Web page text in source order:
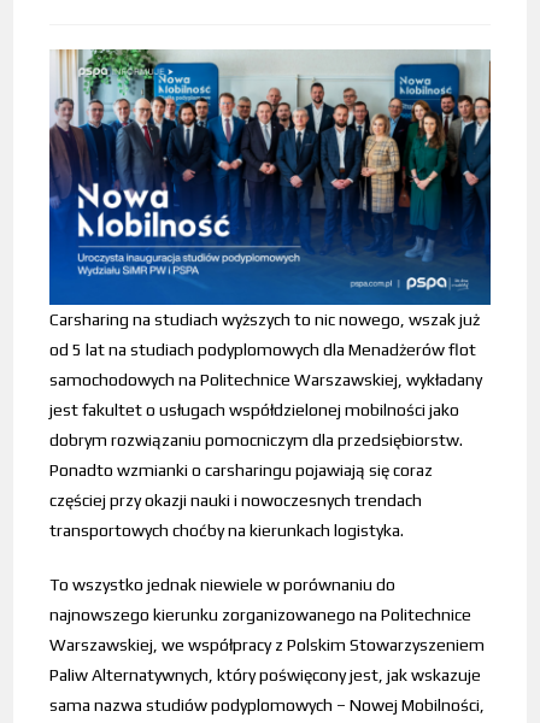
Carsharing na studiach wyższych to nic nowego, wszak już
od 5 lat na studiach podyplomowych dla Menadżerów flot
samochodowych na Politechnice Warszawskiej, wykładany
jest fakultet o usługach współdzielonej mobilności jako
dobrym rozwiązaniu pomocniczym dla przedsiębiorstw.
Ponadto wzmianki o carsharingu pojawiają się coraz
częściej przy okazji nauki i nowoczesnych trendach
transportowych choćby na kierunkach logistyka.
To wszystko jednak niewiele w porównaniu do
najnowszego kierunku zorganizowanego na Politechnice
Warszawskiej, we współpracy z Polskim Stowarzyszeniem
Paliw Alternatywnych, który poświęcony jest, jak wskazuje
sama nazwa studiów podyplomowych – Nowej Mobilności,